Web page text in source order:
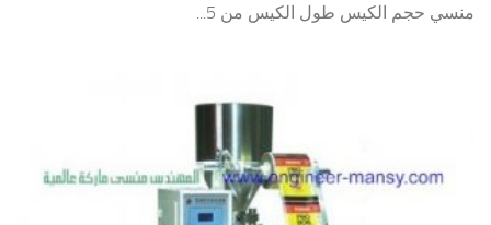
منسي حجم الكيس طول الكيس من 5...